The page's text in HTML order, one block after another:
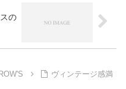
の
ヴィンテージ感満